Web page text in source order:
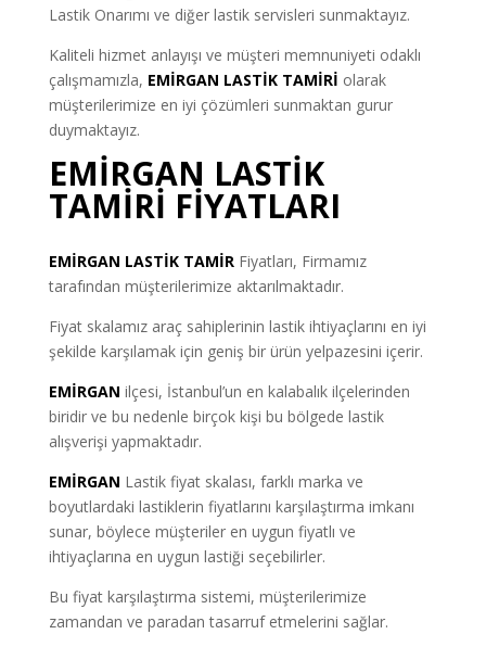
Lastik Onarımı ve diğer lastik servisleri sunmaktayız.
Kaliteli hizmet anlayışı ve müşteri memnuniyeti odaklı
çalışmamızla, EMİRGAN LASTİK TAMİRİ olarak
müşterilerimize en iyi çözümleri sunmaktan gurur
duymaktayız.
EMİRGAN LASTİK
TAMİRİ FİYATLARI
EMİRGAN LASTİK TAMİRFiyatları, Firmamız
tarafından müşterilerimize aktarılmaktadır.
Fiyat skalamız araç sahiplerinin lastik ihtiyaçlarını en iyi
şekilde karşılamak için geniş bir ürün yelpazesini içerir.
EMİRGAN ilçesi, İstanbul’un en kalabalık ilçelerinden
biridir ve bu nedenle birçok kişi bu bölgede lastik
alışverişi yapmaktadır.
EMİRGAN Lastik fiyat skalası, farklı marka ve
boyutlardaki lastiklerin fiyatlarını karşılaştırma imkanı
sunar, böylece müşteriler en uygun fiyatlı ve
ihtiyaçlarına en uygun lastiği seçebilirler.
Bu fiyat karşılaştırma sistemi, müşterilerimize
zamandan ve paradan tasarruf etmelerini sağlar.